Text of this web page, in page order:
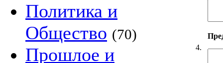
Политика и
Общество (70)
Прошлое и
4.